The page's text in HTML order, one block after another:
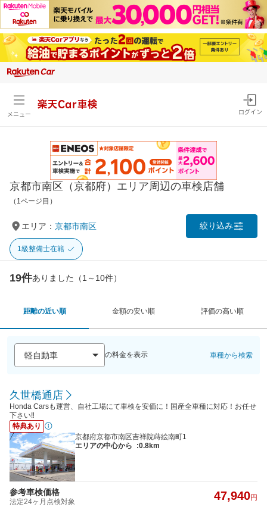
メニュー
楽天Car車検
ログイン
京都市南区（京都府）エリア周辺の車検店舗
（1ページ目）
エリア： 京都市南区 絞り込み
1級整備士在籍
19件ありました（1～10件）
距離の近い順 金額の安い順 評価の高い順
の料金を表示 車種から検索
久世橋通店
Honda Carsも運営、自社工場にて車検を安価に！国産全車種に対応！お任せ
下さい‼
特典あり
京都府京都市南区吉祥院蒔絵南町1
エリアの中心から
:0.8km
参考車検価格
法定24ヶ月点検対象 47,940円